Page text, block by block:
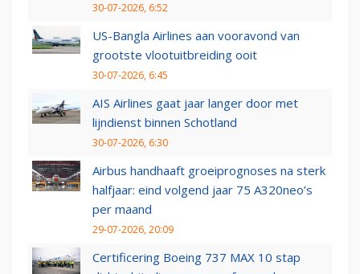
30-07-2026, 6:52
US-Bangla Airlines aan vooravond van
grootste vlootuitbreiding ooit
30-07-2026, 6:45
AIS Airlines gaat jaar langer door met
lijndienst binnen Schotland
30-07-2026, 6:30
Airbus handhaaft groeiprognoses na sterk
halfjaar: eind volgend jaar 75 A320neo’s
per maand
29-07-2026, 20:09
Certificering Boeing 737 MAX 10 stap